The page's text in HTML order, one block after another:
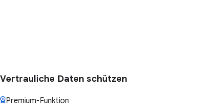
Vertrauliche Daten schützen
Premium-Funktion